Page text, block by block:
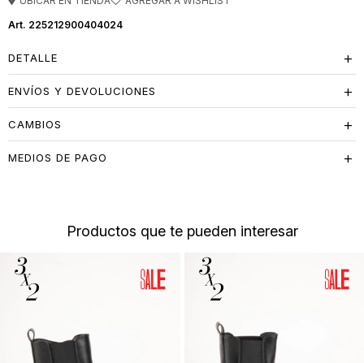
225212900404024
DETALLE
ENVÍOS Y DEVOLUCIONES
CAMBIOS
MEDIOS DE PAGO
Productos que te pueden interesar